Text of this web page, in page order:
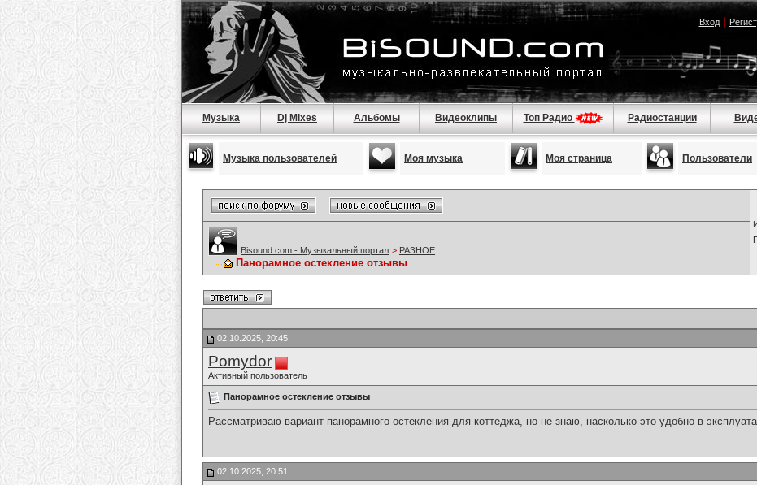
Вход|
Музыка Dj Mixes Альбомы Видеоклипы Топ Радио Радиостанции
Музыка пользователей Моя музыка Моя страница Пользователи
Bisound.com - Музыкальный портал > РАЗНОЕ
Панорамное остекление отзывы
02.10.2025, 20:45
Pomydor
Активный пользователь
Панорамное остекление отзывы
Рассматриваю вариант панорамного остекления для коттеджа, но не знаю, насколько это удобно в
02.10.2025, 20:51